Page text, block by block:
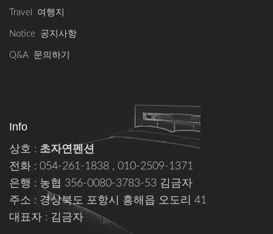
Travel 여행지
Notice 공지사항
Q&A 문의하기
Info
상호 : 초자연펜션
전화 : 054-261-1838 , 010-2509-1371
은행 : 농협 356-0080-3783-53 김금자
주소 : 경상북도 포항시 흥해읍 오도리 41
대표자 : 김금자